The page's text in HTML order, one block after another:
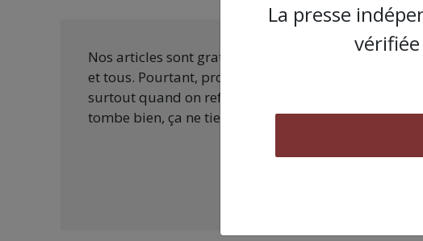
Nos articles sont gratuits car nous pensons que la
et tous. Pourtant, produire une information engagée
surtout quand on refuse d’être aux ordres de
tombe bien, ça ne tient qu’à vous :
La presse